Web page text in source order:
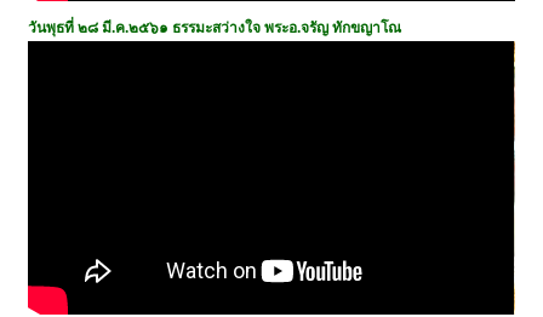
วันพุธที่ ๒๘ มี.ค.๒๕๖๑ ธรรมะสว่างใจ พระอ.จรัญ ทักขญาโณ